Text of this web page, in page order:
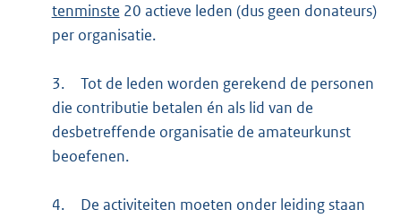
tenminste 20 actieve leden (dus geen donateurs)
per organisatie.
3.
Tot de leden worden gerekend de personen
die contributie betalen én als lid van de
desbetreffende organisatie de amateurkunst
beoefenen.
4.
De activiteiten moeten onder leiding staan